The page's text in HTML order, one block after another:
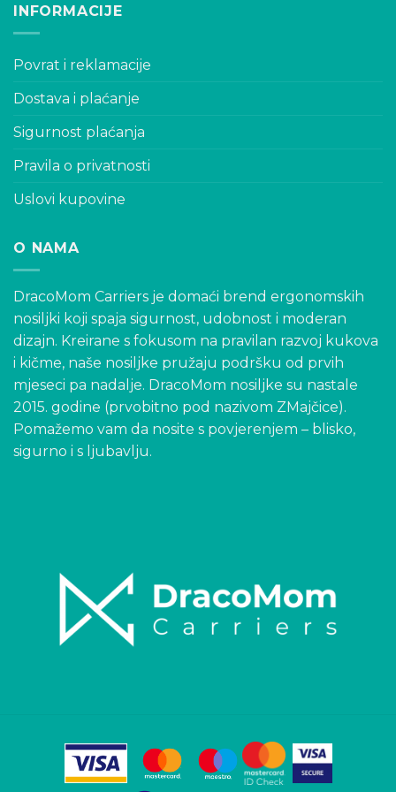
INFORMACIJE
Povrat i reklamacije
Dostava i plaćanje
Sigurnost plaćanja
Pravila o privatnosti
Uslovi kupovine
O NAMA
DracoMom Carriers je domaći brend ergonomskih
nosiljki koji spaja sigurnost, udobnost i moderan
dizajn. Kreirane s fokusom na pravilan razvoj kukova
i kičme, naše nosiljke pružaju podršku od prvih
mjeseci pa nadalje. DracoMom nosiljke su nastale
2015. godine (prvobitno pod nazivom ZMajčice).
Pomažemo vam da nosite s povjerenjem – blisko,
sigurno i s ljubavlju.